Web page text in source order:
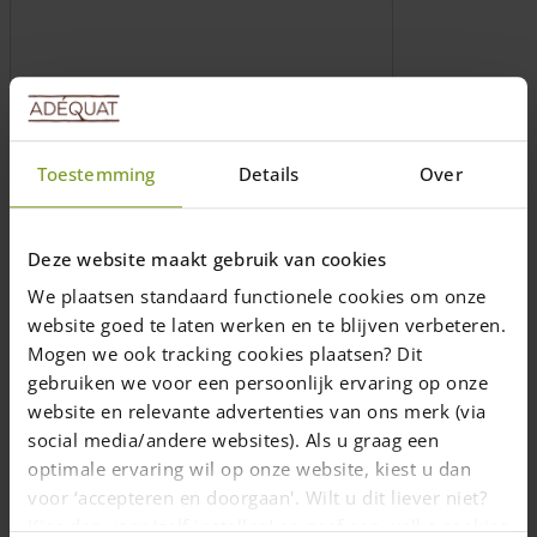
Toestemming Details Over
Deze website maakt gebruik van cookies
We plaatsen standaard functionele cookies om onze
website goed te laten werken en te blijven verbeteren.
Mogen we ook tracking cookies plaatsen? Dit
gebruiken we voor een persoonlijk ervaring op onze
website en relevante advertenties van ons merk (via
social media/andere websites). Als u graag een
optimale ervaring wil op onze website, kiest u dan
voor ‘accepteren en doorgaan'. Wilt u dit liever niet?
Kies dan voor ‘zelf instellen’ en geef aan welke cookies
Vis en acier inoxydable en différentes
dimensions (embout inclus)
Les vis en acier inoxydable sont
protégées contre l'acide tannique dans le
bois de chêne et de châtaignier
plusieurs dimmensions
Prix de20,00€
Livraison dans un délai de 10 jours ouvrables